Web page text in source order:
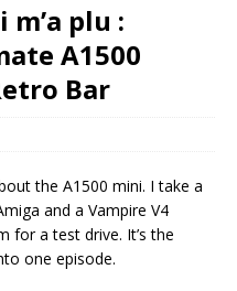
plu :
A1500
Bar
the A1500 mini. I take a
and a Vampire V4
for a test drive. It’s the
one episode.